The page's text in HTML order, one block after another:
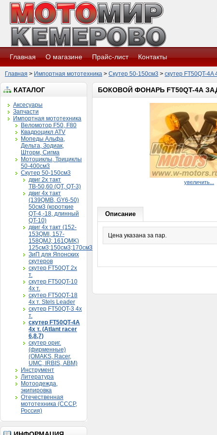
Главная О магазине Прайс-лист Контакты
Главная > Импортная мототехника > Скутер 50-150см3 > скутер FT50QT-4A
КАТАЛОГ
Аксесуары
Запчасти
Импортная мототехника
Веломотор F50, F80
Квадроцикл ATV
Мопеды Альфа,
Дельта, Зодиак,
Шторм, Сигма
Мотоциклы, Трициклы
50-400см3
Скутер 50-150см3
двиг 2х такт
ТВ-50,60 (QT, QT-3)
двиг 4х такт
(139QMB, GY6-50)
50см3 (короткие
QT-4,-18, длинный
QT-10)
двиг 4х такт (152-
153QMI, 157-
158QMJ; 161QMK)
125см3;150см3;170см3
ЗиП для Японских
скутеров
скутер FT50QT 2х
т.
скутер FT50QT-10
4х т.
скутер FT50QT-18
4х т. Stels Leader
скутер FT50QT-3 4х
т.
скутер FT50QT-4A
4х т. (Atlant racer
6,8,7)
скутер ориг.
(фирменные)
(OMAKS, Racer,
UMC, IRBIS, АВМ)
Инструмент
Литература
Мотоодежда,
экипировка
Отечественная
мототехника (СССР,
Россия)
БОКОВОЙ ФОНАРЬ FT50QT-4А
увеличить...
Описание
Цена указана за пар.